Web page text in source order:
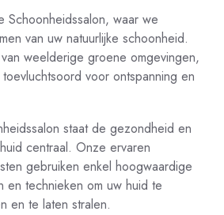
Schoonheidssalon, waar we
van uw natuurlijke schoonheid.
weelderige groene omgevingen,
voor ontspanning en
staat de gezondheid en
centraal. Onze ervaren
gebruiken enkel hoogwaardige
en technieken om uw huid te
en te laten stralen.